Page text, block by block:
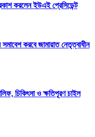
করলেন ইউএই প্রেসিডেন্ট
করবে জামায়াত নেতৃত্বাধীন
চিকিৎসা ও ক্ষতিপূরণ চাইল